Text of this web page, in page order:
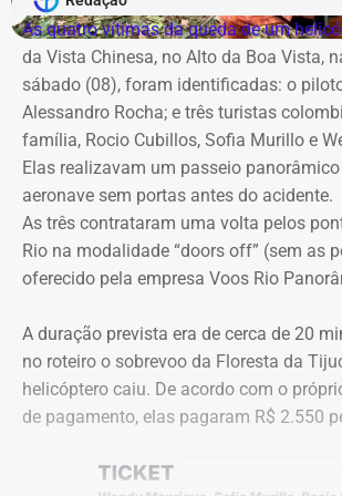
cautelar para suspender a licitação. O
Valber Rodrigues Januário, que assina o
R$ 16,9 milhões publicado esta semana,
apresentar defesa no processo do TCE.
Diferença de processos
Vale ressaltar que, diferentemente da
041/2025 que foi objeto de
pelo TCE, o aditivo recém-publicado é
procedimento licitatório anterior: a
036/2022.
Ainda que se trate de licitações distintas,
Geo Ambiental Empreendimentos LTDA
exatamente no momento em que a
com a Band Rio, a BandNews FM Rio e
digitais do grupo, acompanhando
que antecedem o debate até a
Com tradição na realização de debates
promove o encontro como um espaço
de ideias e para que os eleitores
dos candidatos. A mediação será da
Araújo.
Como vai ser o debate
O formato do debate consiste em três
perguntas e respostas, confrontos
participantes e espaço para
A ordem das perguntas será definida por
As quatro vítimas da queda de um
da Vista Chinesa, no Alto da Boa Vista,
sábado (08), foram identificadas: o
Alessandro Rocha; e três turistas
família, Rocio Cubillos, Sofia Murillo e
Elas realizavam um passeio
aeronave sem portas antes do acidente.
As três contrataram uma volta pelos
Rio na modalidade “doors off” (sem as
oferecido pela empresa Voos Rio
A duração prevista era de cerca de 20
no roteiro o sobrevoo da Floresta da
helicóptero caiu. De acordo com o
de pagamento, elas pagaram R$ 2.550